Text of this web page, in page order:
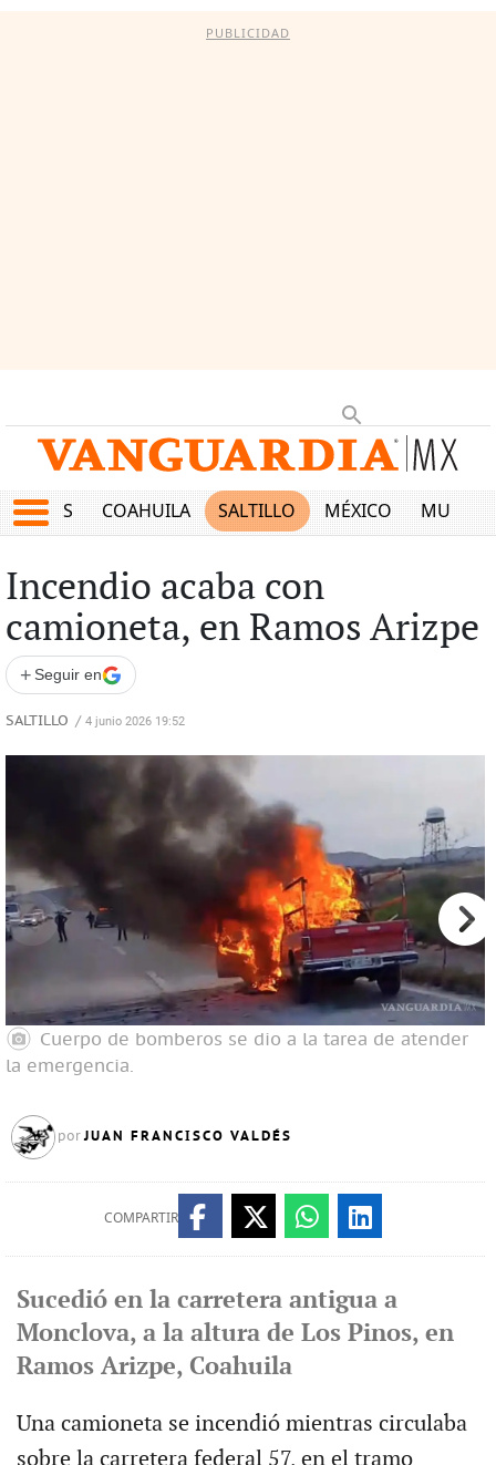
PUBLICIDAD
JUEGOS COAHUILA SALTILLO MÉXICO MUNDO
Incendio acaba con
camioneta, en Ramos Arizpe
+ Seguir en
SALTILLO / 4 junio 2026 19:52
Cuerpo de bomberos se dio a la tarea de atender
la emergencia.
porJUAN FRANCISCO VALDÉS
COMPARTIR
Sucedió en la carretera antigua a
Monclova, a la altura de Los Pinos, en
Ramos Arizpe, Coahuila
Una camioneta se incendió mientras circulaba
sobre la carretera federal 57, en el tramo